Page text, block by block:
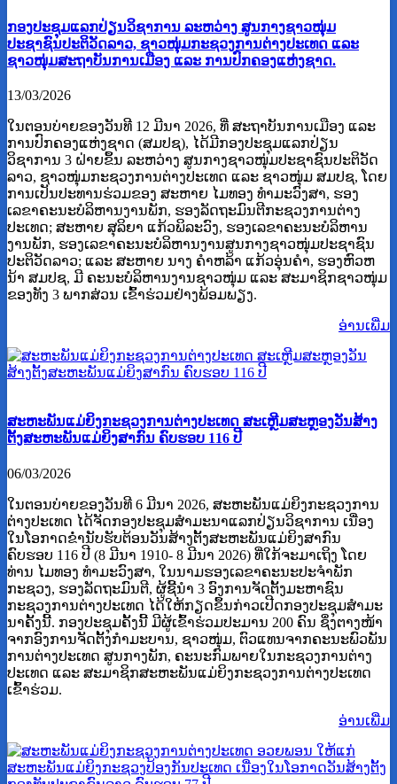
ກອງປະຊຸມແລກປ່ຽນວິຊາການ ລະຫວ່າງ ສູນກາງຊາວໜຸ່ມ
ປະຊາຊົນປະຕິວັດລາວ, ຊາວໜຸ່ມກະຊວງການຕ່າງປະເທດ ແລະ
ຊາວໜຸ່ມສະຖາບັນການເມືອງ ແລະ ການປົກຄອງແຫ່ງຊາດ.
13/03/2026
ໃນຕອນບ່າຍຂອງວັນທີ 12 ມີນາ 2026, ທີ່ ສະຖາບັນການເມືອງ ແລະ
ການປົກຄອງແຫ່ງຊາດ (ສມປຊ), ໄດ້ມີກອງປະຊຸມແລກປ່ຽນ
ວິຊາການ 3 ຝ່າຍຂຶ້ນ ລະຫວ່າງ ສູນກາງຊາວໜຸ່ມປະຊາຊົນປະຕິວັດ
ລາວ, ຊາວໜຸ່ມກະຊວງການຕ່າງປະເທດ ແລະ ຊາວໜຸ່ມ ສມປຊ, ໂດຍ
ການເປັນປະທານຮ່ວມຂອງ ສະຫາຍ ໄມທອງ ທໍາມະວົງສາ, ຮອງ
ເລຂາຄະນະບໍລິຫານງານພັກ, ຮອງລັດຖະມົນຕີກະຊວງການຕ່າງ
ປະເທດ; ສະຫາຍ ສຸລິຍາ ແກ້ວພິລະວົງ, ຮອງເລຂາຄະນະບໍລິຫານ
ງານພັກ, ຮອງເລຂາຄະນະບໍລິຫານງານສູນກາງຊາວໜຸ່ມປະຊາຊົນ
ປະຕິວັດລາວ; ແລະ ສະຫາຍ ນາງ ຄຳຫລ້າ ແກ້ວອຸ່ນຄຳ, ຮອງຫົວຫ
ນ້າ ສມປຊ, ມີ ຄະນະບໍລິຫານງານຊາວໜຸ່ມ ແລະ ສະມາຊິກຊາວໜຸ່ມ
ຂອງທັງ 3 ພາກສ່ວນ ເຂົ້າຮ່ວມຢ່າງພ້ອມພຽງ.
ອ່ານ​ເພີ່ມ
ສະຫະພັນແມ່ຍິງກະຊວງການຕ່າງປະເທດ ສະເຫຼີມສະຫຼອງວັນສ້າງ
ຕັ້ງສະຫະພັນແມ່ຍິງສາກົນ ຄົບຮອບ 116 ປີ
06/03/2026
ໃນຕອນບ່າຍຂອງວັນທີ 6 ມີນາ 2026, ສະຫະພັນແມ່ຍິງກະຊວງການ
ຕ່າງປະເທດ ໄດ້ຈັດກອງປະຊຸມສຳມະນາແລກປ່ຽນວິຊາການ ເນື່ອງ
ໃນໂອກາດຂໍ່ານັບຮັບຕ້ອນວັນສ້າງຕັ້ງສະຫະພັນແມ່ຍິງສາກົນ
ຄົບຮອບ 116 ປີ (8 ມີນາ 1910- 8 ມີນາ 2026) ທີ່ໃກ້ຈະມາເຖິງ ໂດຍ
ທ່ານ ໄມທອງ ທໍາມະວົງສາ, ໃນນາມຮອງເລຂາຄະນະປະຈໍາພັກ
ກະຊວງ, ຮອງລັດຖະມົນຕີ, ຜູ້ຊີ້ນຳ 3 ອົງການຈັດຕັ້ງມະຫາຊົນ
ກະຊວງການຕ່າງປະເທດ ໄດ້ໃຫ້ກຽດຂຶ້ນກ່າວເປີດກອງປະຊຸມສໍາມະ
ນາຄັ້ງນີ້. ກອງປະຊຸມຄັ້ງນີ້ ມີຜູ້ເຂົ້າຮ່ວມປະມານ 200 ຄົນ ຊຶ່ງຕາງໜ້າ
ຈາກອົງການຈັດຕັ້ງກຳມະບານ, ຊາວໜຸ່ມ, ຕົວແທນຈາກຄະນະພົວພັນ
ການຕ່າງປະເທດ ສູນກາງພັກ, ຄະນະກົມພາຍໃນກະຊວງການຕ່າງ
ປະເທດ ແລະ ສະມາຊິກສະຫະພັນແມ່ຍິງກະຊວງການຕ່າງປະເທດ
ເຂົ້າຮ່ວມ.
ອ່ານ​ເພີ່ມ